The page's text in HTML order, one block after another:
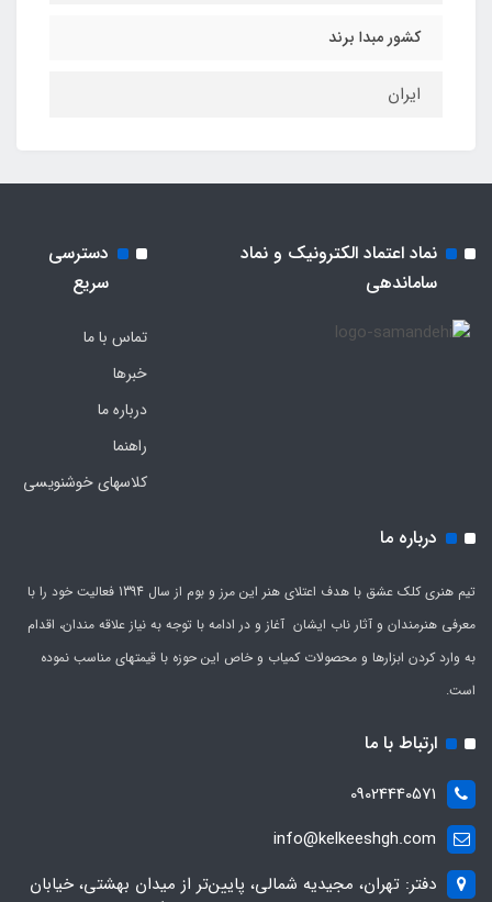
کشور مبدا برند
ایران
نماد اعتماد الکترونیک و نماد
ساماندهی
دسترسی
سریع
تماس با ما
خبرها
درباره ما
راهنما
کلاسهای خوشنویسی
درباره ما
تیم هنری کلک عشق با هدف اعتلای هنر این مرز و بوم از سال 1394 فعالیت خود را با
معرفی هنرمندان و آثار ناب ایشان آغاز و در ادامه با توجه به نیاز علاقه مندان، اقدام
به وارد کردن ابزارها و محصولات کمیاب و خاص این حوزه با قیمتهای مناسب نموده
است.
ارتباط با ما
09024440571
info@kelkeeshgh.com
دفتر: تهران، مجیدیه شمالی، پایین‌تر از میدان بهشتی، خیابان